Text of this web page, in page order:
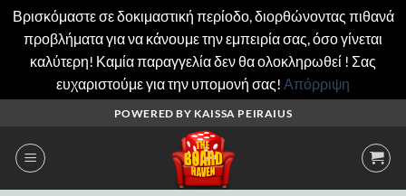
Βρισκόμαστε σε δοκιμαστική περίοδο, διορθώνοντας πιθανά
προβλήματα για να κάνουμε την εμπειρία σας, όσο γίνεται
καλύτερη! Καμία παραγγελία δεν θα ολοκληρωθεί ! Σας
ευχαριστούμε για την υπομονή σας! Απόρριψη
περιεχόμενο
POWERED BY KAISSA PEIRAIUS